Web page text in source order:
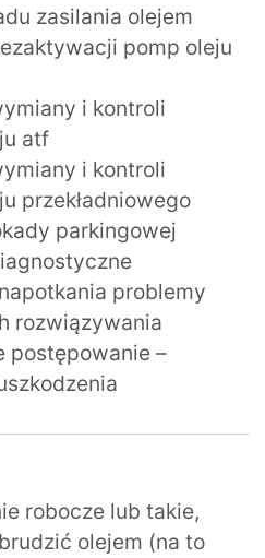
zasilania olejem
pomp oleju
i kontroli
atf
i kontroli
przekładniowego
parkingowej
problemy
rozwiązywania
postępowanie –
robocze lub takie,
olejem (na to